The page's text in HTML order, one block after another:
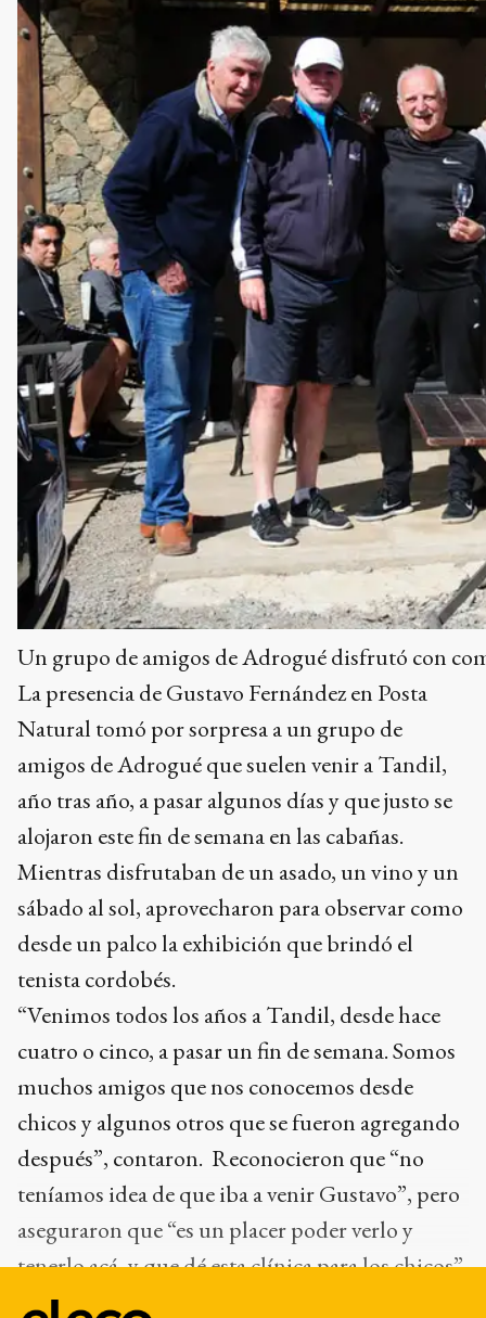
Un grupo de amigos de Adrogué disfrutó con
La presencia de Gustavo Fernández en Posta
Natural tomó por sorpresa a un grupo de
amigos de Adrogué que suelen venir a Tandil,
año tras año, a pasar algunos días y que justo se
alojaron este fin de semana en las cabañas.
Mientras disfrutaban de un asado, un vino y un
sábado al sol, aprovecharon para observar como
desde un palco la exhibición que brindó el
tenista cordobés.
“Venimos todos los años a Tandil, desde hace
cuatro o cinco, a pasar un fin de semana. Somos
muchos amigos que nos conocemos desde
chicos y algunos otros que se fueron agregando
después”, contaron. Reconocieron que “no
teníamos idea de que iba a venir Gustavo”, pero
aseguraron que “es un placer poder verlo y
tenerlo acá, y que dé esta clínica para los chicos”.
“Asado, vino y el número uno del mundo. Es